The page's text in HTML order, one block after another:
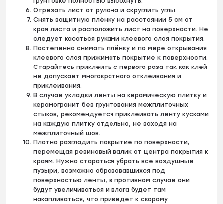
Отрезать лист от рулона и скруглить углы.
Снять защитную плёнку на расстоянии 5 см от
края листа и расположить лист на поверхности. Не
следует касаться руками клеевого слоя покрытия.
Постепенно снимать плёнку и по мере открывания
клеевого слоя прижимать покрытие к поверхности.
Старайтесь приклеить с первого раза так как клей
не допускает многократного отклеивания и
приклеивания.
В случае укладки ленты на керамическую плитку и
керамогранит без грунтования межплиточных
стыков, рекомендуется приклеивать ленту кусками
на каждую плитку отдельно, не заходя на
межплиточный шов.
Плотно разгладить покрытие по поверхности,
перемещая резиновый валик от центра покрытия к
краям. Нужно стараться убрать все воздушные
пузыри, возможно образовавшихся под
поверхностью ленты, в противном случае они
будут увеличиваться и влага будет там
накапливаться, что приведет к скорому